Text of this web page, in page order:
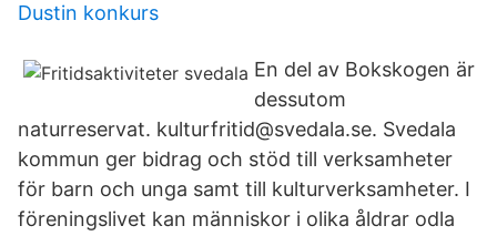
Dustin konkurs
En del av Bokskogen är
dessutom
naturreservat. kulturfritid@svedala.se. Svedala
kommun ger bidrag och stöd till verksamheter
för barn och unga samt till kulturverksamheter. I
föreningslivet kan människor i olika åldrar odla